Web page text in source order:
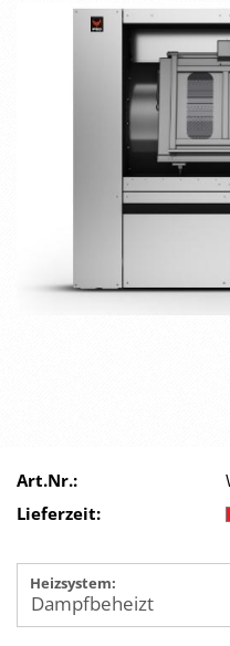
Art.Nr.:
Lieferzeit:
Heizsystem: